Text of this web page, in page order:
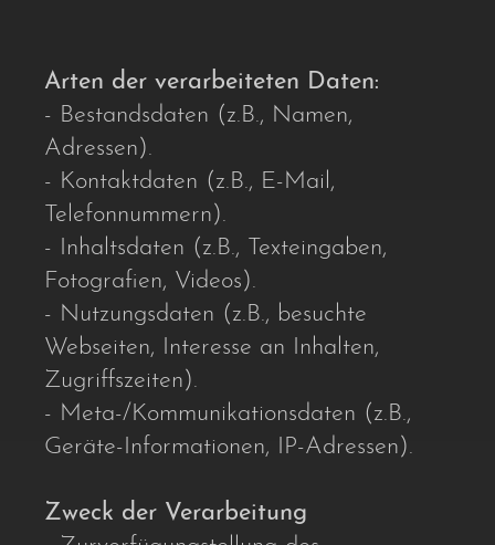
Arten der verarbeiteten Daten:
- Bestandsdaten (z.B., Namen,
Adressen).
- Kontaktdaten (z.B., E-Mail,
Telefonnummern).
- Inhaltsdaten (z.B., Texteingaben,
Fotografien, Videos).
- Nutzungsdaten (z.B., besuchte
Webseiten, Interesse an Inhalten,
Zugriffszeiten).
- Meta-/Kommunikationsdaten (z.B.,
Geräte-Informationen, IP-Adressen).
Zweck der Verarbeitung